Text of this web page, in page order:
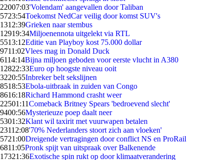
22007:03'Volendam' aangevallen door Taliban
5723:54Toekomst NedCar veilig door komst SUV's
1312:39Grieken naar stembus
12919:34Miljoenennota uitgelekt via RTL
5513:12Editie van Playboy kost 75.000 dollar
9711:02Vlees mag in Donald Duck
6114:14Bijna miljoen geboden voor eerste vlucht in A380
12822:33Euro op hoogste niveau ooit
3220:55Inbreker belt sekslijnen
8518:53Ebola-uitbraak in zuiden van Congo
8616:18Richard Hammond crasht weer
22501:11Comeback Britney Spears 'bedroevend slecht'
9400:56Mysterieuze poep daalt neer
5301:32Klant wil taxirit met vuurwapen betalen
23112:08'70% Nederlanders stoort zich aan vloeken'
5721:00Dreigende vertragingen door conflict NS en ProRail
6811:05Pronk spijt van uitspraak over Balkenende
17321:36Exotische spin rukt op door klimaatverandering